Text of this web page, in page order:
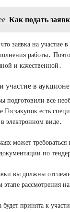
Как подать
заявка на участие
работы․
и качественной․
участие в аукционе
подготовили все
Госзакупок есть
в электронном виде․
может
по
вы должны
этапе рассмотрения
будет принята к